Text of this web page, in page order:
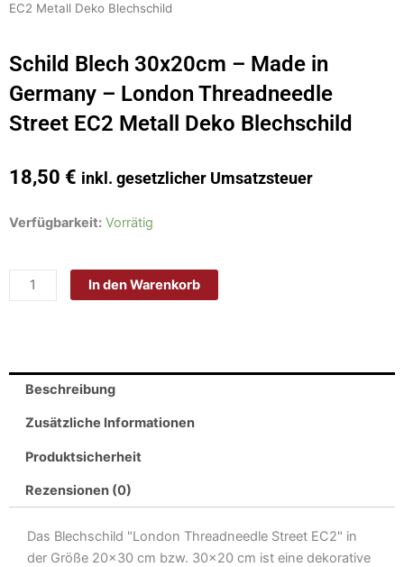
EC2 Metall Deko Blechschild
Schild Blech 30x20cm – Made in
Germany – London Threadneedle
Street EC2 Metall Deko Blechschild
18,50 € inkl. gesetzlicher Umsatzsteuer
Verfügbarkeit: Vorrätig
Schild
-
London
Threadneedle
EC2
Metall
Deko
Menge
In den Warenkorb
Beschreibung
Zusätzliche Informationen
Produktsicherheit
Rezensionen (0)
Das Blechschild "London Threadneedle Street EC2" in
der Größe 20×30 cm bzw. 30×20 cm ist eine dekorative